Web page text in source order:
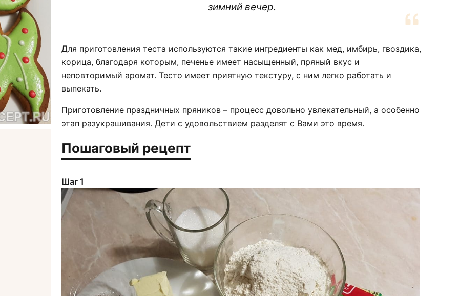
зимний вечер.
Для приготовления теста используются такие ингредиенты как мед, имбирь, гвоздика,
корица, благодаря которым, печенье имеет насыщенный, пряный вкус и
неповторимый аромат. Тесто имеет приятную текстуру, с ним легко работать и
выпекать.
Приготовление праздничных пряников – процесс довольно увлекательный, а особенно
этап разукрашивания. Дети с удовольствием разделят с Вами это время.
Пошаговый рецепт
Шаг 1